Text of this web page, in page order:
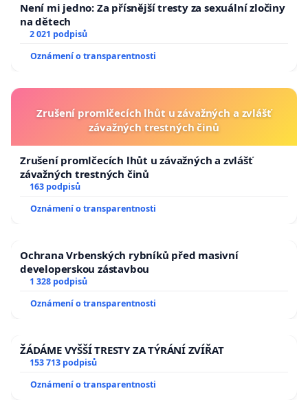
Není mi jedno: Za přísnější tresty za sexuální zločiny
na dětech
2 021 podpisů
Oznámení o transparentnosti
Zrušení promlčecích lhůt u závažných a zvlášť
závažných trestných činů
Zrušení promlčecích lhůt u závažných a zvlášť
závažných trestných činů
163 podpisů
Oznámení o transparentnosti
Ochrana Vrbenských rybníků před masivní
developerskou zástavbou
1 328 podpisů
Oznámení o transparentnosti
ŽÁDÁME VYŠŠÍ TRESTY ZA TÝRÁNÍ ZVÍŘAT
153 713 podpisů
Oznámení o transparentnosti